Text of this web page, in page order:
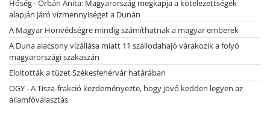
Hőség - Orbán Anita: Magyarország megkapja a kötelezettségek
alapján járó vízmennyiséget a Dunán
A Magyar Honvédségre mindig számíthatnak a magyar emberek
A Duna alacsony vízállása miatt 11 szállodahajó várakozik a folyó
magyarországi szakaszán
Eloltották a tüzet Székesfehérvár határában
OGY - A Tisza-frakció kezdeményezte, hogy jövő kedden legyen az
államfőválasztás